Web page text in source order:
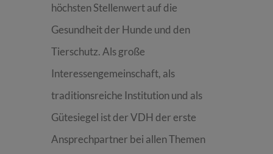
höchsten Stellenwert auf die
Gesundheit der Hunde und den
Tierschutz. Als große
Interessengemeinschaft, als
traditionsreiche Institution und als
Gütesiegel ist der VDH der erste
Ansprechpartner bei allen Themen